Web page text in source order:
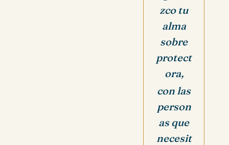
zco tu
alma
sobre
protect
ora,
con las
person
as que
necesit